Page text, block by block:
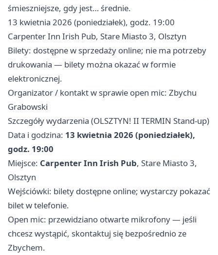
śmieszniejsze, gdy jest… średnie.
13 kwietnia 2026 (poniedziałek), godz. 19:00
Carpenter Inn Irish Pub, Stare Miasto 3, Olsztyn
Bilety: dostępne w sprzedaży online; nie ma potrzeby
drukowania — bilety można okazać w formie
elektronicznej.
Organizator / kontakt w sprawie open mic: Zbychu
Grabowski
Szczegóły wydarzenia (OLSZTYN! II TERMIN Stand-up)
Data i godzina: 13 kwietnia 2026 (poniedziałek),
godz. 19:00
Miejsce: Carpenter Inn Irish Pub, Stare Miasto 3,
Olsztyn
Wejściówki: bilety dostępne online; wystarczy pokazać
bilet w telefonie.
Open mic: przewidziano otwarte mikrofony — jeśli
chcesz wystąpić, skontaktuj się bezpośrednio ze
Zbychem.